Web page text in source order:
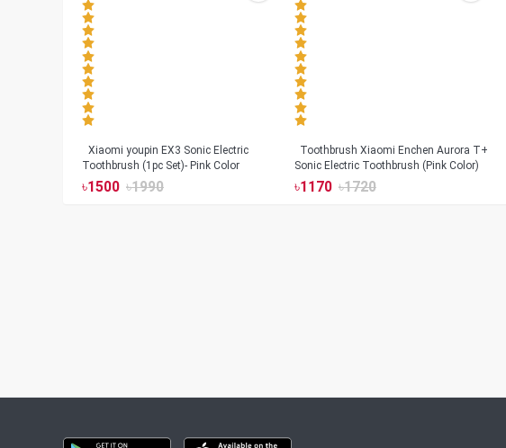
Toothbrush (1pc Set)- Pink Color
৳1500 ৳1990
Toothbrush Xiaomi Enchen Aurora T+
Sonic Electric Toothbrush (Pink Color)
৳1170 ৳1720